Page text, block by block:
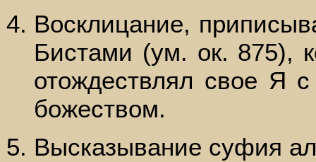
Восклицание,
Бистами (ум. ок. 875),
отождествлял свое Я
божеством.
Высказывание суфия